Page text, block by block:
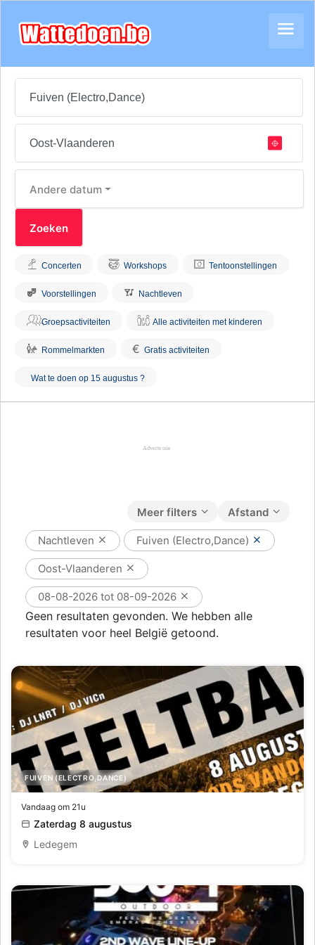
Andere datum
Concerten Workshops Tentoonstellingen
Voorstellingen Nachtleven
Groepsactiviteiten Alle activiteiten met kinderen
Rommelmarkten € Gratis activiteiten
Wat te doen op 15 augustus ?
Afstand
Meer filters
Nachtleven Fuiven (Electro,Dance)
Oost-Vlaanderen
08-08-2026 tot 08-09-2026
Geen resultaten gevonden. We hebben alle
resultaten voor heel België getoond.
FUIVEN (ELECTRO,DANCE)
Teeltbal
Vandaag om 21u
Zaterdag 8 augustus
Ledegem